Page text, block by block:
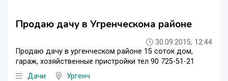
Продаю дачу в Угренческома районе
30.09.2015, 12:44
Продаю дачу в ургенческом районе 15 соток дом,
гараж, хозяйственные пристройки тел 90 725-51-21
Дачи
Ургенч